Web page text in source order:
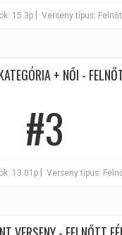
15.3p Verseny típus:
+ NŐI -
#3
13.01p Verseny típus: